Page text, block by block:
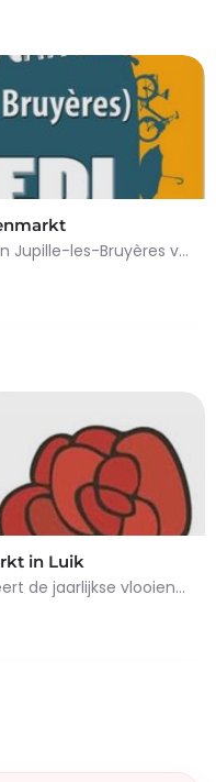
De jaarlijkse Mega Vlooienmarkt in Jupille-les-Bruyères vindt plaats op Place Gilles Étienne en…
in Luik
Op zondag 6 september 2026 keert de jaarlijkse vlooienmarkt in de Straat van Maghin, in de wijk…